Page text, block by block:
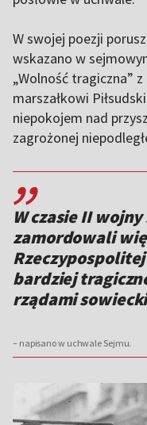
W swojej poezji
wskazano w
„Wolność tragiczna”
marszałkowi
niepokojem nad
zagrożonej
,,
W czasie II
zamordowali
bardziej
rządami
– napisano w uchwale Sejmu.